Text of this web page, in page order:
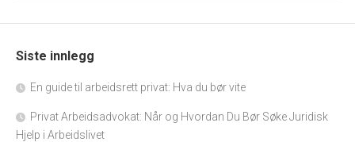
Siste innlegg
En guide til arbeidsrett privat: Hva du bør vite
Privat Arbeidsadvokat: Når og Hvordan Du Bør Søke Juridisk
Hjelp i Arbeidslivet